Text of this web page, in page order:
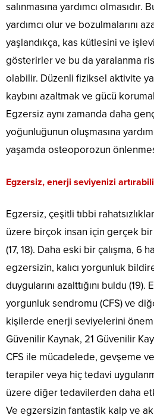
salınmasına yardımcı olmasıdır.
yardımcı olur ve bozulmalarını
yaşlandıkça, kas kütlesini ve
gösterirler ve bu da yaralanma
olabilir. Düzenli fiziksel aktivite
kaybını azaltmak ve gücü
Egzersiz aynı zamanda daha
yoğunluğunun oluşmasına
yaşamda osteoporozun
Egzersiz, enerji seviyenizi
Egzersiz, çeşitli tıbbi
üzere birçok insan için gerçek
(17, 18). Daha eski bir çalışma, 6
egzersizin, kalıcı yorgunluk
duygularını azalttığını buldu
yorgunluk sendromu (CFS) ve
kişilerde enerji seviyelerini
Güvenilir Kaynak, 21 Güvenilir
CFS ile mücadelede, gevşeme
terapiler veya hiç tedavi
üzere diğer tedavilerden daha
Ve egzersizin fantastik kalp ve